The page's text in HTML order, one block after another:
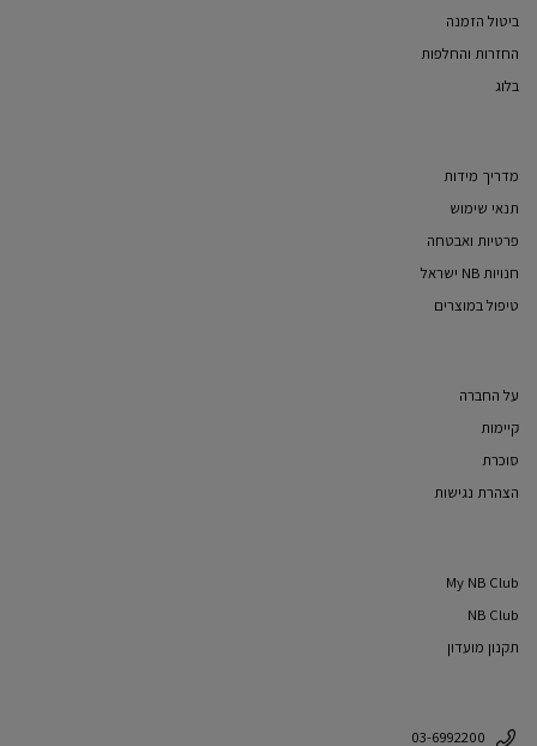
ביטול הזמנה
החזרות והחלפות
בלוג
מדריך מידות
תנאי שימוש
פרטיות ואבטחה
חנויות NB ישראל
טיפול במוצרים
על החברה
קיימות
סוכרת
הצהרת נגישות
My NB Club
NB Club
תקנון מועדון
03-6992200